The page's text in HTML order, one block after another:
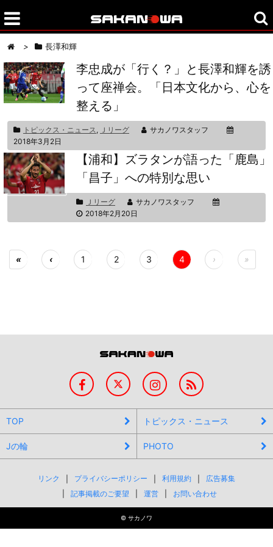
> 長澤和輝
李忠成が「行く？」と長澤和輝を誘
って座禅会。「日本文化から、心を
整える」
トピックス・ニュース, Ｊリーグ
サカノワスタッフ
2018年3月2日
【浦和】ズラタンが語った「鹿島」
「昌子」への特別な思い
Ｊリーグ
サカノワスタッフ
2018年2月20日
« ‹ 1 2 3 4 › »
TOP トピックス・ニュース
Jの輪 PHOTO
リンク プライバシーポリシー 利用規約
広告募集
記事掲載のご要望
運営 お問い合わせ
© サカノワ